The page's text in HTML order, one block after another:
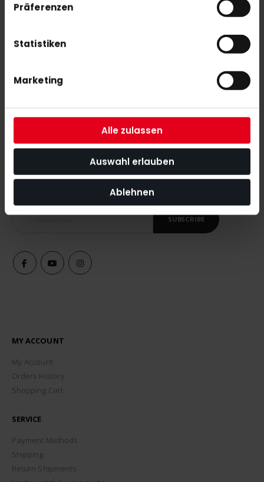
Präferenzen
Statistiken
Marketing
Alle zulassen
Auswahl erlauben
Ablehnen
SUBSCRIBE NEWSLETTER
With our newsletter you are always up to date with
the latest news, tips and discount offers around our shop.
SUBSCRIBE
MY ACCOUNT
My Account
Orders History
Shopping Cart
SERVICE
Payment Methods
Shipping
Return Shipments